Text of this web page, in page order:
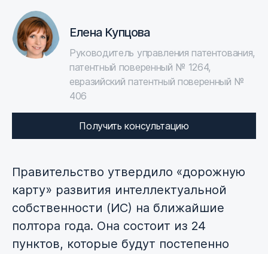
Правительство утвердило «дорожную
карту» развития интеллектуальной
собственности (ИС) на ближайшие
полтора года. Она состоит из 24
пунктов, которые будут постепенно
Елена Купцова
Руководитель управления патентования,
патентный поверенный № 1264,
евразийский патентный поверенный №
406
Получить консультацию